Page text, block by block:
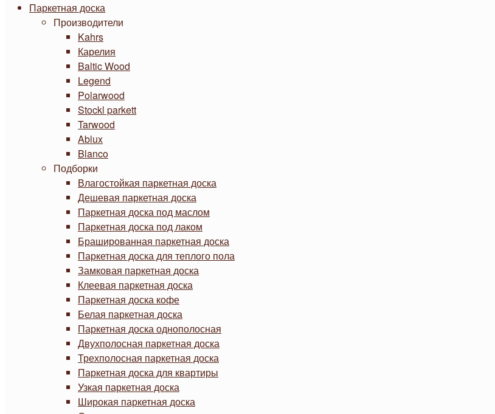
Паркетная доска
Производители
Kahrs
Карелия
Baltic Wood
Legend
Polarwood
Stockl parkett
Tarwood
Ablux
Blanco
Подборки
Влагостойкая паркетная доска
Дешевая паркетная доска
Паркетная доска под маслом
Паркетная доска под лаком
Брашированная паркетная доска
Паркетная доска для теплого пола
Замковая паркетная доска
Клеевая паркетная доска
Паркетная доска кофе
Белая паркетная доска
Паркетная доска однополосная
Двухполосная паркетная доска
Трехполосная паркетная доска
Паркетная доска для квартиры
Узкая паркетная доска
Широкая паркетная доска